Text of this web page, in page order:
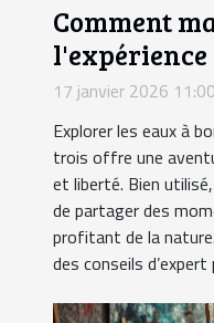
Comment
gonflable
17 janvier 2026 11:00
Explorer les eaux à
trois offre une
et liberté. Bien
de partager des
profitant de la
des conseils